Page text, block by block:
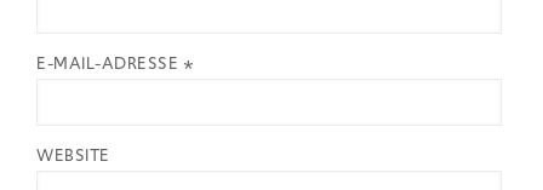
E-MAIL-ADRESSE *
WEBSITE